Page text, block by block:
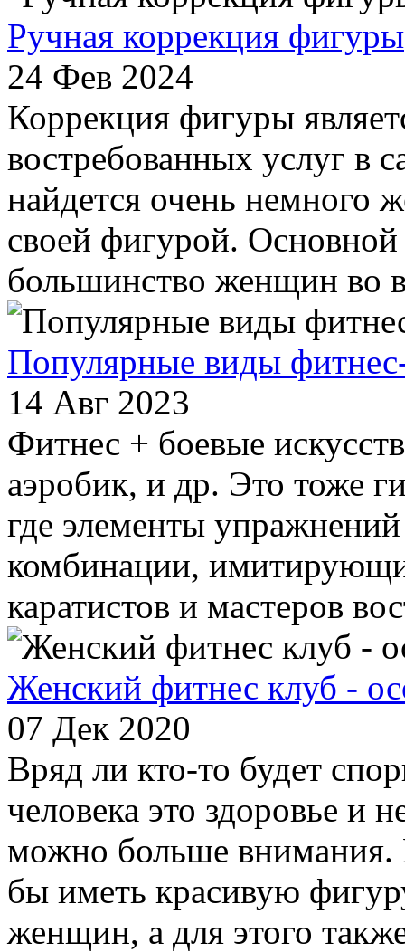
Ручная коррекция фигуры
24 Фев 2024
Коррекция фигуры
востребованных услуг в
найдется очень немного
своей фигурой.
большинство женщин во
Популярные виды
14 Авг 2023
Фитнес + боевые
аэробик, и др. Это тоже
где элементы
комбинации,
каратистов и мастеров
Женский фитнес клуб -
07 Дек 2020
Вряд ли кто-то будет
человека это здоровье и
можно больше внимания.
бы иметь красивую
женщин, а для этого